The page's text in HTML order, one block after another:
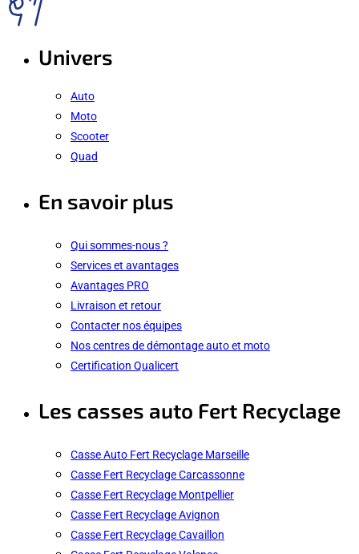
Univers
Auto
Moto
Scooter
Quad
En savoir plus
Qui sommes-nous ?
Services et avantages
Avantages PRO
Livraison et retour
Contacter nos équipes
Nos centres de démontage auto et moto
Certification Qualicert
Les casses auto Fert Recyclage
Casse Auto Fert Recyclage Marseille
Casse Fert Recyclage Carcassonne
Casse Fert Recyclage Montpellier
Casse Fert Recyclage Avignon
Casse Fert Recyclage Cavaillon